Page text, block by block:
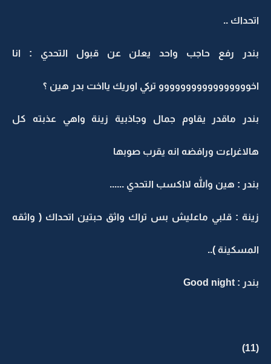
اتحداك ..
بندر رفع حاجب واحد يعلن عن قبول التحدي : انا
اخووووووووووووووووو تركي اوريك يااخت بدر هين ؟
بندر ماقدر يقاوم جمال وجاذبية زينة واهي عذبته كل
هالاغراءت ورافضه انه يقرب صوبها
بندر : هين والله لااكسب التحدي ......
زينة : قلبي ماعليش بس تراك واثق حبتين اتحداك ( واثقه
المسكينة )..
بندر : Good night
(11)